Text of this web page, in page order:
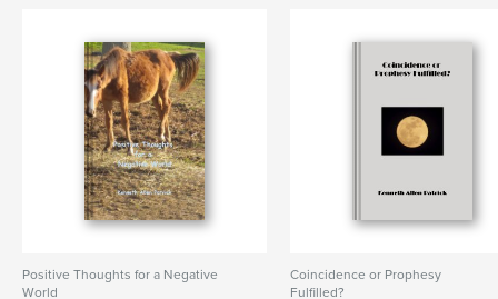
Positive Thoughts for a Negative
World
Coincidence or Prophesy
Fulfilled?